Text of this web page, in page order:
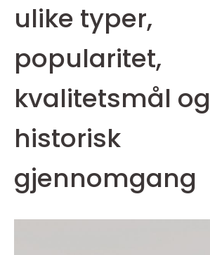
ulike typer,
popularitet,
kvalitetsmål og
historisk
gjennomgang